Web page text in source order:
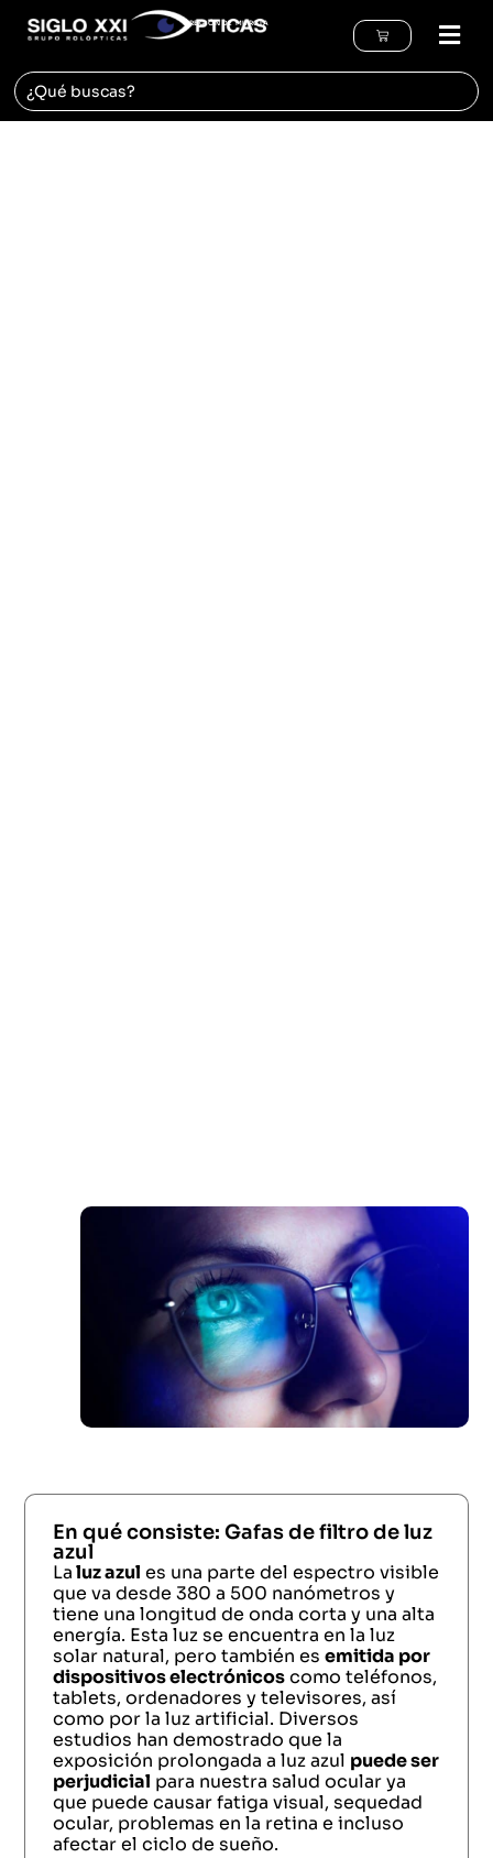
REGIÓN DE MURCIA
En qué consiste: Gafas de filtro de luz
azul
Laluz azul es una parte del espectro visible
que va desde 380 a 500 nanómetros y
tiene una longitud de onda corta y una alta
energía. Esta luz se encuentra en la luz
solar natural, pero también esemitida por
dispositivos electrónicoscomo teléfonos,
tablets, ordenadores y televisores, así
como por la luz artificial. Diversos
estudios han demostrado que la
exposición prolongada a luz azul puede ser
perjudicial para nuestra salud ocular ya
que puede causar fatiga visual, sequedad
ocular, problemas en la retina e incluso
afectar el ciclo de sueño.